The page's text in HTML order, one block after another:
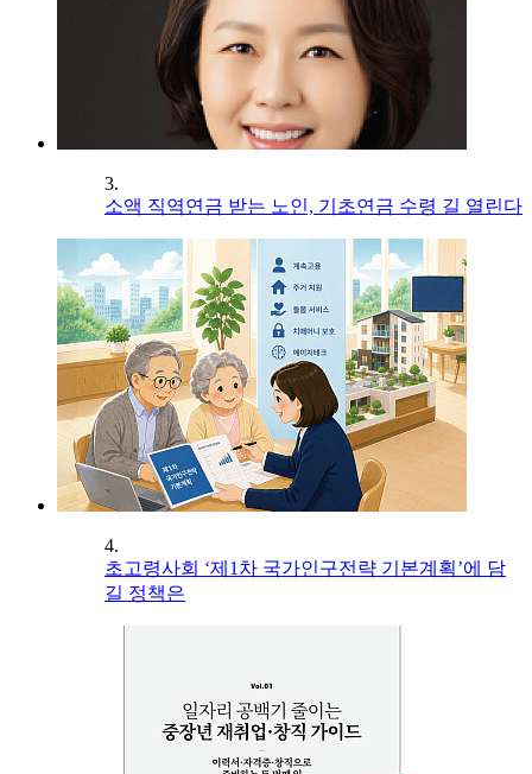
3.
소액 직역연금 받는 노인, 기초연금 수령 길 열린다
4.
초고령사회 ‘제1차 국가인구전략 기본계획’에 담
길 정책은